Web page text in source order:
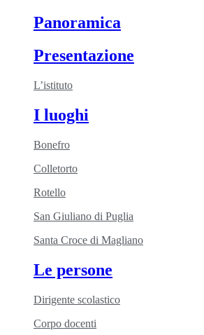
Panoramica
Presentazione
L’istituto
I luoghi
Bonefro
Colletorto
Rotello
San Giuliano di Puglia
Santa Croce di Magliano
Le persone
Dirigente scolastico
Corpo docenti